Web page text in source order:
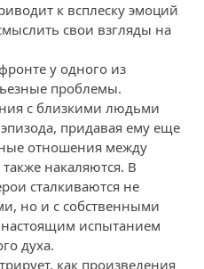
к всплеску эмоций
свои взгляды на
у одного из
проблемы.
с близкими людьми
придавая ему еще
отношения между
накаляются. В
сталкиваются не
но и с собственными
испытанием
духа.
как произведения